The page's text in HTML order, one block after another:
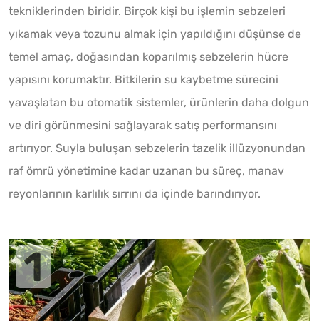
tekniklerinden biridir. Birçok kişi bu işlemin sebzeleri
yıkamak veya tozunu almak için yapıldığını düşünse de
temel amaç, doğasından koparılmış sebzelerin hücre
yapısını korumaktır. Bitkilerin su kaybetme sürecini
yavaşlatan bu otomatik sistemler, ürünlerin daha dolgun
ve diri görünmesini sağlayarak satış performansını
artırıyor. Suyla buluşan sebzelerin tazelik illüzyonundan
raf ömrü yönetimine kadar uzanan bu süreç, manav
reyonlarının karlılık sırrını da içinde barındırıyor.